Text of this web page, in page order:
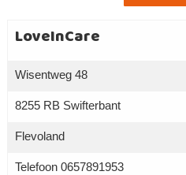
LoveInCare
Wisentweg 48
8255 RB Swifterbant
Flevoland
Telefoon 0657891953